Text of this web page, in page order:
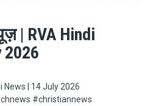
| RVA Hindi
2026
News | 14 July 2026
#christiannews​​​​​